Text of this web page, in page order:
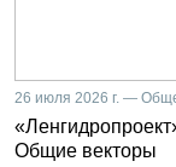
26 июля 2026 г. —
Общие векторы